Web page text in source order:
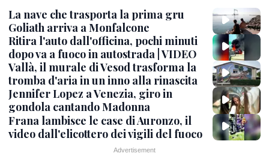
La nave che trasporta la prima gru
Goliath arriva a Monfalcone
Ritira l'auto dall'officina, pochi minuti
dopo va a fuoco in autostrada | VIDEO
Vallà, il murale di Vesod trasforma la
tromba d'aria in un inno alla rinascita
Jennifer Lopez a Venezia, giro in
gondola cantando Madonna
Frana lambisce le case di Auronzo, il
video dall'elicottero dei vigili del fuoco